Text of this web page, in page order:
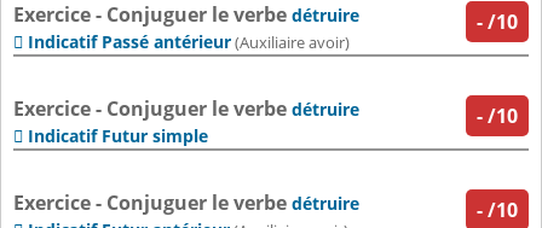
-/10
Exercice - Conjuguer le verbe détruire
 Indicatif Passé antérieur(Auxiliaire avoir)
-/10
Exercice - Conjuguer le verbe détruire
 Indicatif Futur simple
-/10
Exercice - Conjuguer le verbe détruire